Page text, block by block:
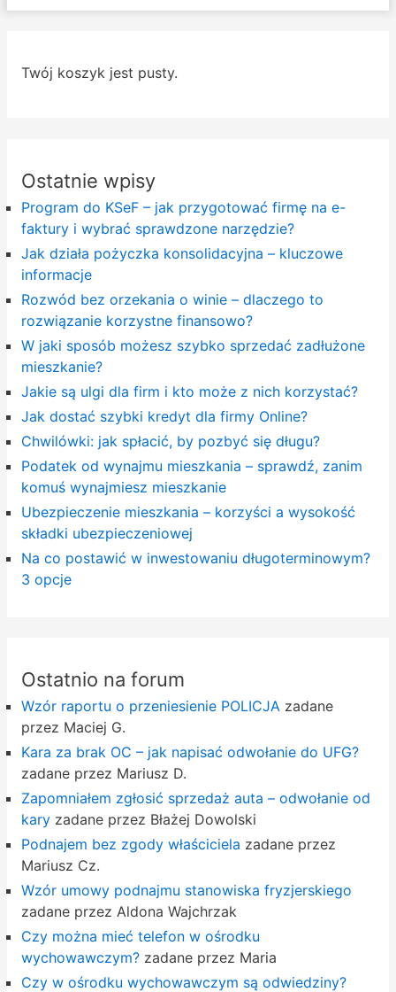
Twój koszyk jest pusty.
Ostatnie wpisy
Program do KSeF – jak przygotować firmę na e-
faktury i wybrać sprawdzone narzędzie?
Jak działa pożyczka konsolidacyjna – kluczowe
informacje
Rozwód bez orzekania o winie – dlaczego to
rozwiązanie korzystne finansowo?
W jaki sposób możesz szybko sprzedać zadłużone
mieszkanie?
Jakie są ulgi dla firm i kto może z nich korzystać?
Jak dostać szybki kredyt dla firmy Online?
Chwilówki: jak spłacić, by pozbyć się długu?
Podatek od wynajmu mieszkania – sprawdź, zanim
komuś wynajmiesz mieszkanie
Ubezpieczenie mieszkania – korzyści a wysokość
składki ubezpieczeniowej
Na co postawić w inwestowaniu długoterminowym?
3 opcje
Ostatnio na forum
Wzór raportu o przeniesienie POLICJA zadane
przez Maciej G.
Kara za brak OC – jak napisać odwołanie do UFG?
zadane przez Mariusz D.
Zapomniałem zgłosić sprzedaż auta – odwołanie od
karyzadane przez Błażej Dowolski
Podnajem bez zgody właściciela zadane przez
Mariusz Cz.
Wzór umowy podnajmu stanowiska fryzjerskiego
zadane przez Aldona Wajchrzak
Czy można mieć telefon w ośrodku
wychowawczym?zadane przez Maria
Czy w ośrodku wychowawczym są odwiedziny?